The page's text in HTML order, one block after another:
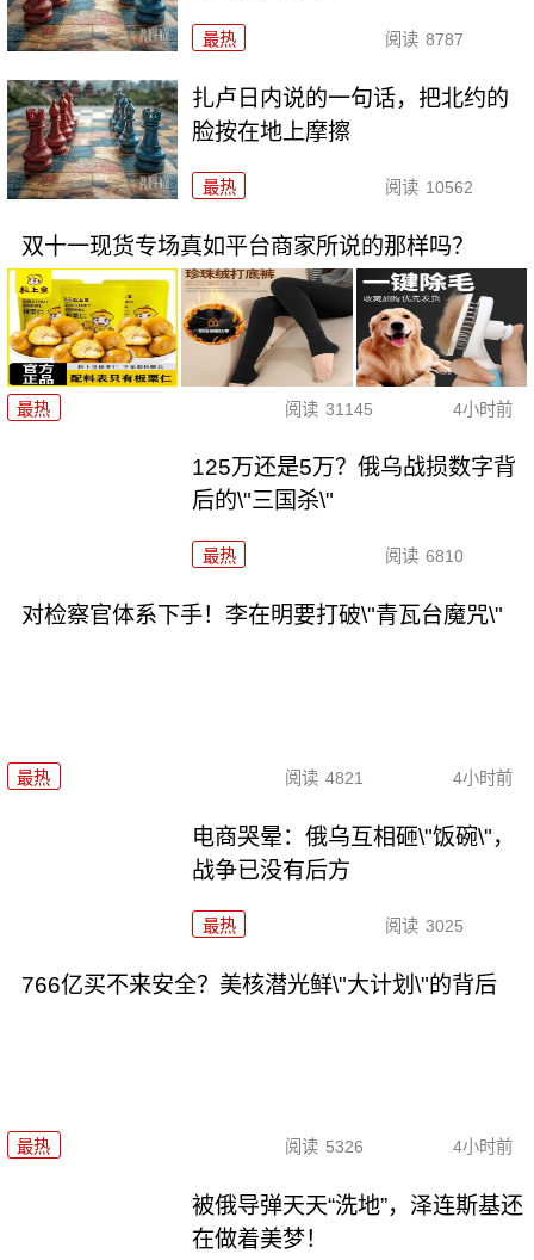
最热 阅读 8787
扎卢日内说的一句话，把北约的
脸按在地上摩擦
最热 阅读 10562
双十一现货专场真如平台商家所说的那样吗？
最热 阅读 31145 4小时前
125万还是5万？俄乌战损数字背
后的\"三国杀\"
最热 阅读 6810
对检察官体系下手！李在明要打破\"青瓦台魔咒\"
最热 阅读 4821 4小时前
电商哭晕：俄乌互相砸\"饭碗\"，
战争已没有后方
最热 阅读 3025
766亿买不来安全？美核潜光鲜\"大计划\"的背后
最热 阅读 5326 4小时前
被俄导弹天天“洗地”，泽连斯基还
在做着美梦！